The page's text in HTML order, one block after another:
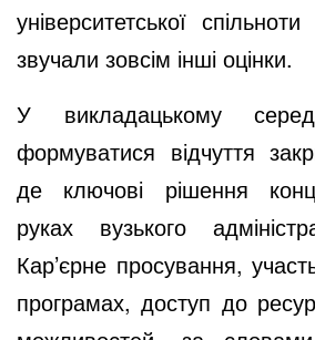
університетської
звучали зовсім інші оцінки.
У викладацькому
формуватися відчуття
де ключові рішення
руках вузького
Кар’єрне просування,
програмах, доступ до